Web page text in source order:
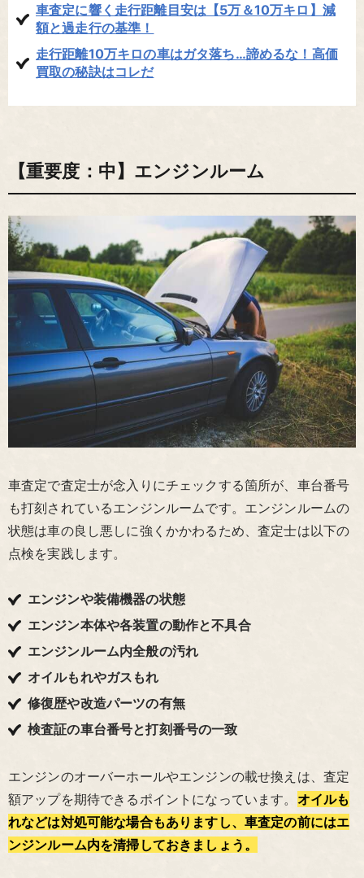
車査定に響く走行距離目安は【5万＆10万キロ】減
額と過走行の基準！
走行距離10万キロの車はガタ落ち…諦めるな！高価
買取の秘訣はコレだ
【重要度：中】エンジンルーム
車査定で査定士が念入りにチェックする箇所が、車台番号
も打刻されているエンジンルームです。エンジンルームの
状態は車の良し悪しに強くかかわるため、査定士は以下の
点検を実践します。
エンジンや装備機器の状態
エンジン本体や各装置の動作と不具合
エンジンルーム内全般の汚れ
オイルもれやガスもれ
修復歴や改造パーツの有無
検査証の車台番号と打刻番号の一致
エンジンのオーバーホールやエンジンの載せ換えは、査定
額アップを期待できるポイントになっています。 オイルも
れなどは対処可能な場合もありますし、車査定の前にはエ
ンジンルーム内を清掃しておきましょう。